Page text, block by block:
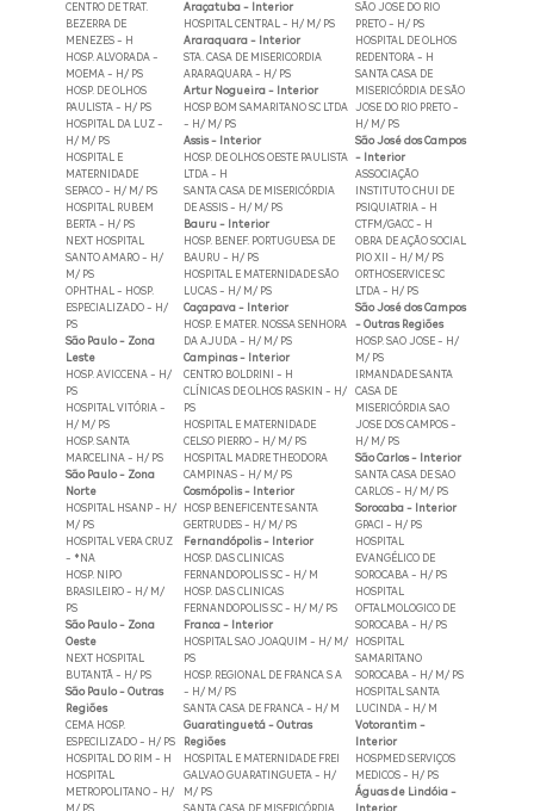
CENTRO DE TRAT.
BEZERRA DE
MENEZES - H
HOSP. ALVORADA -
MOEMA - H/ PS
HOSP. DE OLHOS
PAULISTA - H/ PS
HOSPITAL DA LUZ -
H/ M/ PS
HOSPITAL E
MATERNIDADE
SEPACO - H/ M/ PS
HOSPITAL RUBEM
BERTA - H/ PS
NEXT HOSPITAL
SANTO AMARO - H/
M/ PS
OPHTHAL - HOSP.
ESPECIALIZADO - H/
PS
São Paulo - Zona
Leste
HOSP. AVICCENA - H/
PS
HOSPITAL VITÓRIA -
H/ M/ PS
HOSP. SANTA
MARCELINA - H/ PS
São Paulo - Zona
Norte
HOSPITAL HSANP - H/
M/ PS
HOSPITAL VERA CRUZ
- *NA
HOSP. NIPO
BRASILEIRO - H/ M/
PS
São Paulo - Zona
Oeste
NEXT HOSPITAL
BUTANTÃ - H/ PS
São Paulo - Outras
Regiões
CEMA HOSP.
ESPECILIZADO - H/ PS
HOSPITAL DO RIM - H
HOSPITAL
METROPOLITANO - H/
Araçatuba - Interior
HOSPITAL CENTRAL - H/ M/ PS
Araraquara - Interior
STA. CASA DE MISERICORDIA
ARARAQUARA - H/ PS
Artur Nogueira - Interior
HOSP BOM SAMARITANO SC LTDA
- H/ M/ PS
Assis - Interior
HOSP. DE OLHOS OESTE PAULISTA
LTDA - H
SANTA CASA DE MISERICÓRDIA
DE ASSIS - H/ M/ PS
Bauru - Interior
HOSP. BENEF. PORTUGUESA DE
BAURU - H/ PS
HOSPITAL E MATERNIDADE SÃO
LUCAS - H/ M/ PS
Caçapava - Interior
HOSP. E MATER. NOSSA SENHORA
DA AJUDA - H/ M/ PS
Campinas - Interior
CENTRO BOLDRINI - H
CLÍNICAS DE OLHOS RASKIN - H/
PS
HOSPITAL E MATERNIDADE
CELSO PIERRO - H/ M/ PS
HOSPITAL MADRE THEODORA
CAMPINAS - H/ M/ PS
Cosmópolis - Interior
HOSP BENEFICENTE SANTA
GERTRUDES - H/ M/ PS
Fernandópolis - Interior
HOSP. DAS CLINICAS
FERNANDOPOLIS SC - H/ M
HOSP. DAS CLINICAS
FERNANDOPOLIS SC - H/ M/ PS
Franca - Interior
HOSPITAL SAO JOAQUIM - H/ M/
PS
HOSP. REGIONAL DE FRANCA S A
- H/ M/ PS
SANTA CASA DE FRANCA - H/ M
Guaratinguetá - Outras
Regiões
HOSPITAL E MATERNIDADE FREI
GALVAO GUARATINGUETA - H/
M/ PS
SÃO JOSE DO RIO
PRETO - H/ PS
HOSPITAL DE OLHOS
REDENTORA - H
SANTA CASA DE
MISERICÓRDIA DE SÃO
JOSE DO RIO PRETO -
H/ M/ PS
São José dos Campos
- Interior
ASSOCIAÇÃO
INSTITUTO CHUI DE
PSIQUIATRIA - H
CTFM/GACC - H
OBRA DE AÇÃO SOCIAL
PIO XII - H/ M/ PS
ORTHOSERVICE SC
LTDA - H/ PS
São José dos Campos
- Outras Regiões
HOSP. SAO JOSE - H/
M/ PS
IRMANDADE SANTA
CASA DE
MISERICÓRDIA SAO
JOSE DOS CAMPOS -
H/ M/ PS
São Carlos - Interior
SANTA CASA DE SAO
CARLOS - H/ M/ PS
Sorocaba - Interior
GPACI - H/ PS
HOSPITAL
EVANGÉLICO DE
SOROCABA - H/ PS
HOSPITAL
OFTALMOLOGICO DE
SOROCABA - H/ PS
HOSPITAL
SAMARITANO
SOROCABA - H/ M/ PS
HOSPITAL SANTA
LUCINDA - H/ M
Votorantim -
Interior
HOSPMED SERVIÇOS
MEDICOS - H/ PS
Águas de Lindóia -